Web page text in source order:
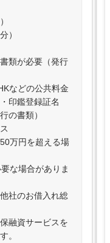
）
類が必要（発行
などの公共料金
印鑑登録証名
の書類）
万円を超える場
な場合がありま
社のお借入れ総
融資サービスを
。